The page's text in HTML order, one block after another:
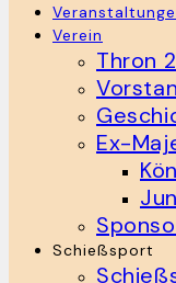
Verein
Thron
Ex-
Schießsport